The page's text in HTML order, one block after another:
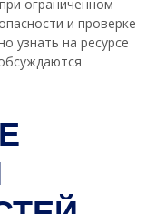
ограниченном
и проверке
узнать на ресурсе